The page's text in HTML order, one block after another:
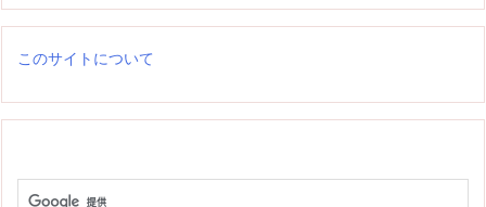
このサイトについて